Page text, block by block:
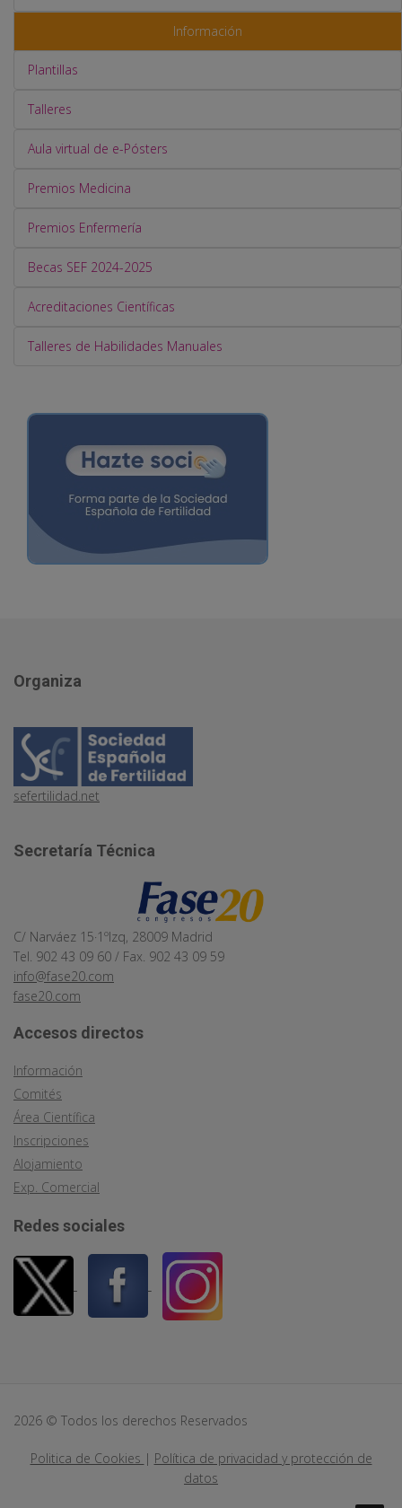
Información
Plantillas
Talleres
Aula virtual de e-Pósters
Premios Medicina
Premios Enfermería
Becas SEF 2024-2025
Acreditaciones Científicas
Talleres de Habilidades Manuales
Organiza
sefertilidad.net
Secretaría Técnica
C/ Narváez 15·1ºIzq, 28009 Madrid
Tel. 902 43 09 60 / Fax. 902 43 09 59
info@fase20.com
fase20.com
Accesos directos
Información
Comités
Área Científica
Inscripciones
Alojamiento
Exp. Comercial
Redes sociales
2026 © Todos los derechos Reservados
Politica de Cookies | Política de privacidad y protección de
datos